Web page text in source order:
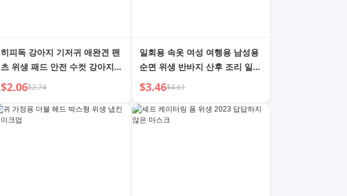
히피독 강아지 기저귀 애완견 팬
츠 위생 패드 안전 수컷 강아지
아기 기저귀 생리 팬티
$2.06$2.74
일회용 속옷 여성 여행용 남성용
순면 위생 반바지 산후 조리 일일
일회용 세탁 불필요 바지 여행 제
$3.46$4.61